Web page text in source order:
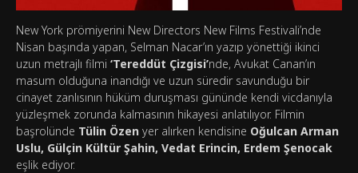
New York prömiyerini New Directors New Films Festivali’nde
Nisan başında yapan, Selman Nacar’ın yazıp yönettiği ikinci
uzun metrajlı filmi ‘Tereddüt Çizgisi’nde, Avukat Canan’ın
masum olduğuna inandığı ve uzun süredir savunduğu bir
cinayet zanlısının hüküm duruşması gününde kendi vicdanıyla
yüzleşmek zorunda kalmasının hikayesi anlatılıyor. Filmin
başrolünde Tülin Özen yer alırken kendisine Oğulcan Arman
Uslu, Gülçin Kültür Şahin, Vedat Erincin, Erdem Şenocak
eşlik ediyor.